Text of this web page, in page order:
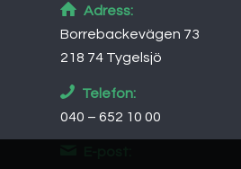
Adress:
Borrebackevägen 73
218 74 Tygelsjö
Telefon:
040 – 652 10 00